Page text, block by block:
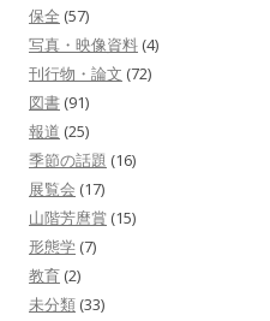
保全 (57)
写真・映像資料 (4)
刊行物・論文 (72)
図書 (91)
報道 (25)
季節の話題 (16)
展覧会 (17)
山階芳麿賞 (15)
形態学 (7)
教育 (2)
未分類 (33)